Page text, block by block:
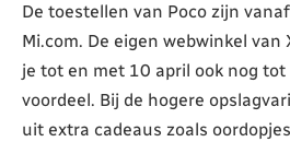
De toestellen van Poco zijn
Mi.com. De eigen webwinkel van
je tot en met 10 april ook nog
voordeel. Bij de hogere
uit extra cadeaus zoals